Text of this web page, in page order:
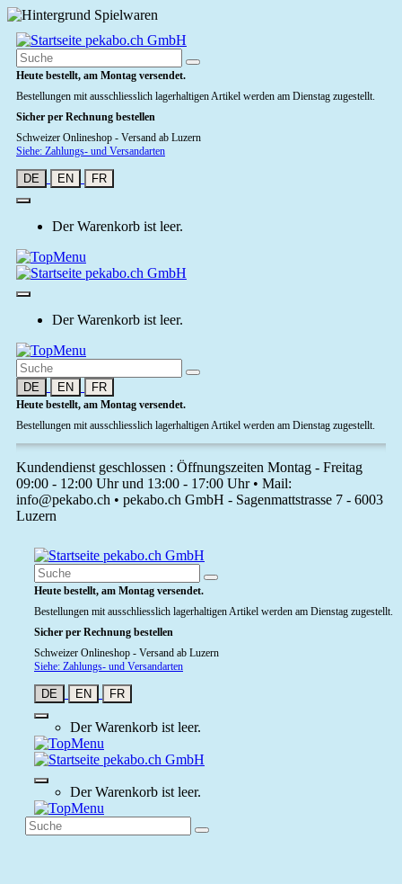
Heute bestellt, am Montag versendet.
Bestellungen mit ausschliesslich lagerhaltigen Artikel werden am Dienstag zugestellt.
Sicher per Rechnung bestellen
Schweizer Onlineshop - Versand ab Luzern
Siehe: Zahlungs- und Versandarten
DE EN FR
Der Warenkorb ist leer.
Der Warenkorb ist leer.
DE EN FR
Heute bestellt, am Montag versendet.
Bestellungen mit ausschliesslich lagerhaltigen Artikel werden am Dienstag zugestellt.
Kundendienst geschlossen : Öffnungszeiten Montag - Freitag
09:00 - 12:00 Uhr und 13:00 - 17:00 Uhr • Mail:
info@pekabo.ch • pekabo.ch GmbH - Sagenmattstrasse 7 - 6003
Luzern
Heute bestellt, am Montag versendet.
Bestellungen mit ausschliesslich lagerhaltigen Artikel werden am Dienstag zugestellt.
Sicher per Rechnung bestellen
Schweizer Onlineshop - Versand ab Luzern
Siehe: Zahlungs- und Versandarten
DE EN FR
Der Warenkorb ist leer.
Der Warenkorb ist leer.